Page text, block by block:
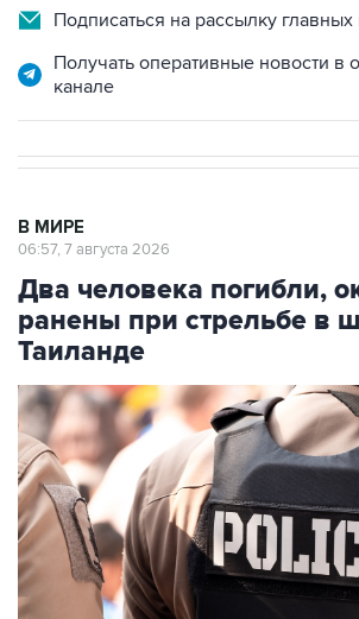
Подписаться на рассылку главных
Получать оперативные новости в
канале
В МИРЕ
06:57, 7 августа 2026
Два человека погибли,
ранены при стрельбе в
Таиланде